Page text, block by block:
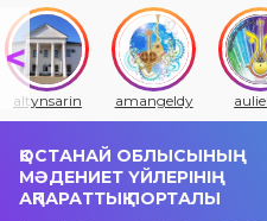
altynsarin amangeldy
ҚОСТАНАЙ ОБЛЫСЫНЫҢ
МӘДЕНИЕТ ҮЙЛЕРІНІҢ
АҚПАРАТТЫҚ ПОРТАЛЫ